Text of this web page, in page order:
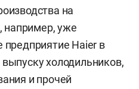
на
например, уже
предприятие Haier в
холодильников,
и прочей